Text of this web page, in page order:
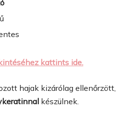
kattints ide.
hajak kizárólag ellenőrzött,
készülnek.